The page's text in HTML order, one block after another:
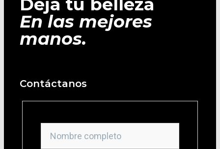
En las mejores
manos.
Contáctanos